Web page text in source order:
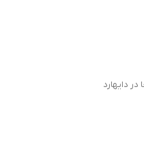
دایهارد